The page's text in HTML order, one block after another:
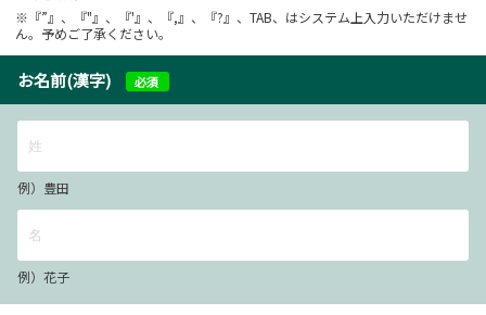
※『”』、『"』、『'』、『,』、『?』、TAB、はシステム上入力いただけませ
ん。予めご了承ください。
お名前(漢字) 必須
例）豊田
例）花子